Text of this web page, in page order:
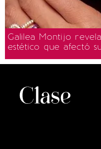
Galilea Montijo
estético que afectó